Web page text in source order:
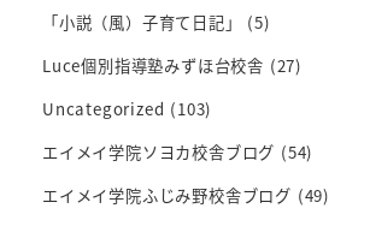
「小説（風）子育て日記」
(5)
Luce個別指導塾みずほ台校舎 (27)
Uncategorized (103)
エイメイ学院ソヨカ校舎ブログ (54)
エイメイ学院ふじみ野校舎ブログ (49)